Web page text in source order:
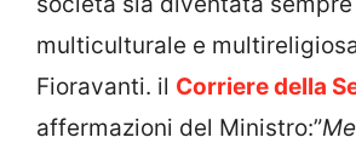
multiculturale e
Fioravanti. il Corriere della
affermazioni del Ministro:”